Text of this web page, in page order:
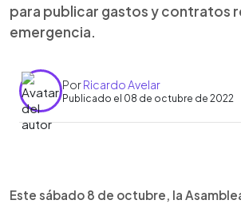
para publicar gastos y contratos
emergencia.
PorRicardo Avelar
Publicado el 08 de octubre de 2022
► Escuchar artículo
Este sábado 8 de octubre, la